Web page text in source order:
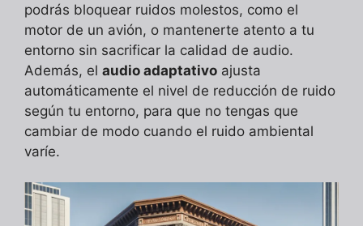
podrás bloquear ruidos molestos, como el
motor de un avión, o mantenerte atento a tu
entorno sin sacrificar la calidad de audio.
Además, el audio adaptativo ajusta
automáticamente el nivel de reducción de ruido
según tu entorno, para que no tengas que
cambiar de modo cuando el ruido ambiental
varíe.